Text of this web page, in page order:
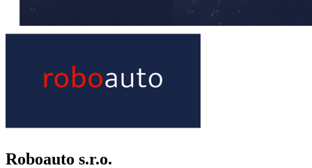
Roboauto s.r.o.